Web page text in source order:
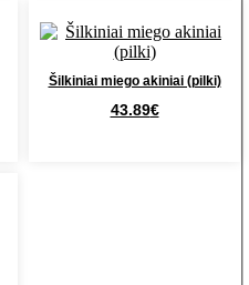
Šilkiniai miego akiniai (pilki)
43.89€